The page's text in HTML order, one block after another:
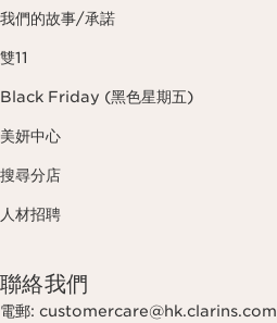
我們的故事/承諾
雙11
Black Friday (黑色星期五)
美妍中心
搜尋分店
人材招聘
聯絡我們
電郵: customercare@hk.clarins.com